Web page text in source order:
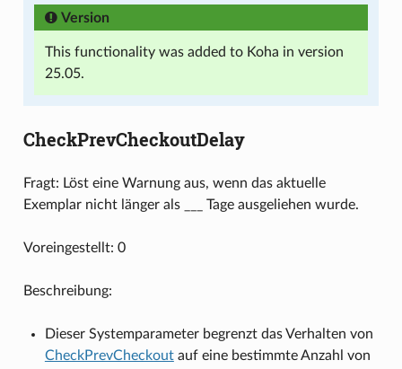
Version
This functionality was added to Koha in version
25.05.
CheckPrevCheckoutDelay
Fragt: Löst eine Warnung aus, wenn das aktuelle
Exemplar nicht länger als ___ Tage ausgeliehen wurde.
Voreingestellt: 0
Beschreibung:
Dieser Systemparameter begrenzt das Verhalten von
CheckPrevCheckoutauf eine bestimmte Anzahl von